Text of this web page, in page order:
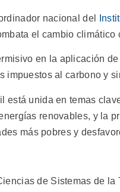
nacional del
el cambio climático
en la aplicación
impuestos al carbono y
está unida en temas
renovables, y la
más pobres y
de Sistemas de